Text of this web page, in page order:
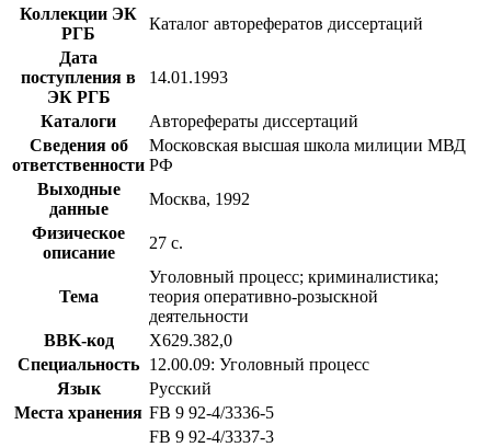
Коллекции ЭК
РГБ
Каталог авторефератов диссертаций
Дата
поступления в
ЭК РГБ
14.01.1993
Каталоги
Авторефераты диссертаций
Сведения об
ответственности
Московская высшая школа милиции МВД
РФ
Выходные
данные
Москва, 1992
Физическое
описание
27 с.
Тема
Уголовный процесс; криминалистика;
теория оперативно-розыскной
деятельности
BBK-код
Х629.382,0
Специальность 12.00.09: Уголовный процесс
Язык
Русский
Места хранения FB 9 92-4/3336-5
FB 9 92-4/3337-3